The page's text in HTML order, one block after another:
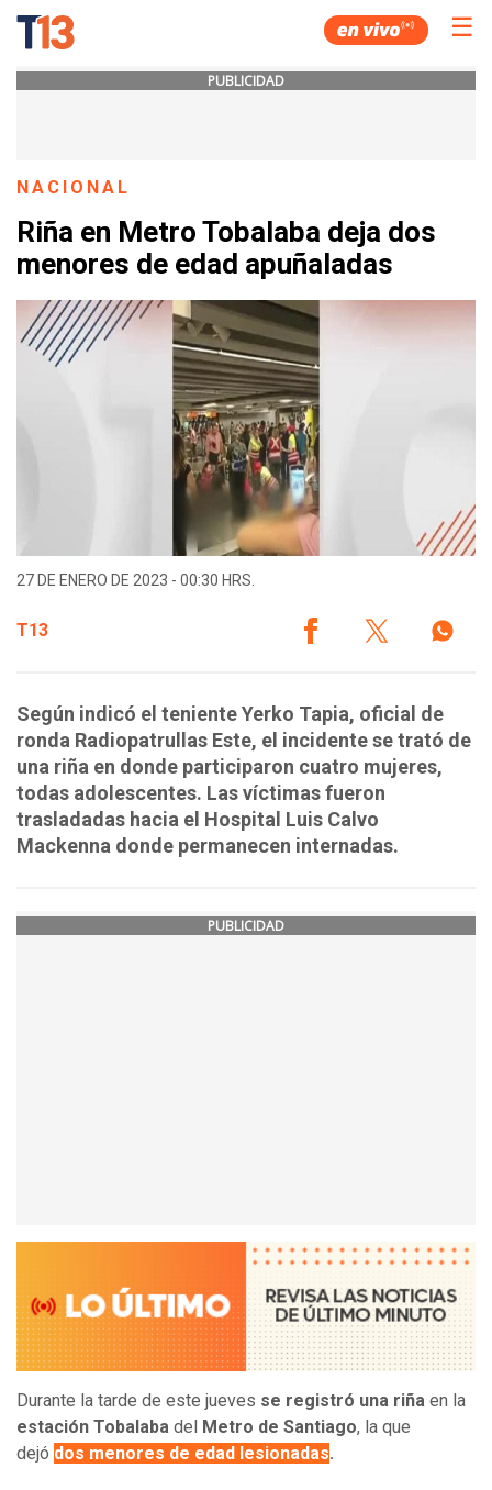
☰
PUBLICIDAD
NACIONAL
Riña en Metro Tobalaba deja dos
menores de edad apuñaladas
27 DE ENERO DE 2023 - 00:30 HRS.
T13
Según indicó el teniente Yerko Tapia, oficial de
ronda Radiopatrullas Este, el incidente se trató de
una riña en donde participaron cuatro mujeres,
todas adolescentes. Las víctimas fueron
trasladadas hacia el Hospital Luis Calvo
Mackenna donde permanecen internadas.
PUBLICIDAD
Durante la tarde de este jueves se registró una riña en la
estación Tobalaba del Metro de Santiago, la que
dejó dos menores de edad lesionadas.